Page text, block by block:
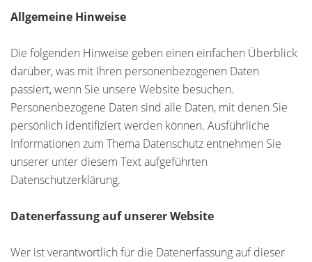
Allgemeine Hinweise
Die folgenden Hinweise geben einen einfachen Überblick
darüber, was mit Ihren personenbezogenen Daten
passiert, wenn Sie unsere Website besuchen.
Personenbezogene Daten sind alle Daten, mit denen Sie
persönlich identifiziert werden können. Ausführliche
Informationen zum Thema Datenschutz entnehmen Sie
unserer unter diesem Text aufgeführten
Datenschutzerklärung.
Datenerfassung auf unserer Website
Wer ist verantwortlich für die Datenerfassung auf dieser